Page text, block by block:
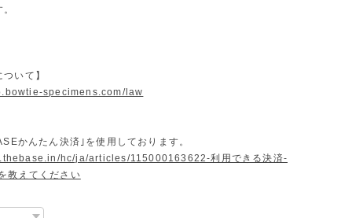
いて】
specimens.com/law
かんたん決済｣を使用しております。
hc/ja/articles/115000163622-利用できる決済-
教えてください